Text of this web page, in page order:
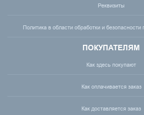
Реквизиты
Политика в области обработки и
ПОКУПАТЕЛЯМ
Как здесь покупают
Как оплачивается заказ
Как доставляется заказ